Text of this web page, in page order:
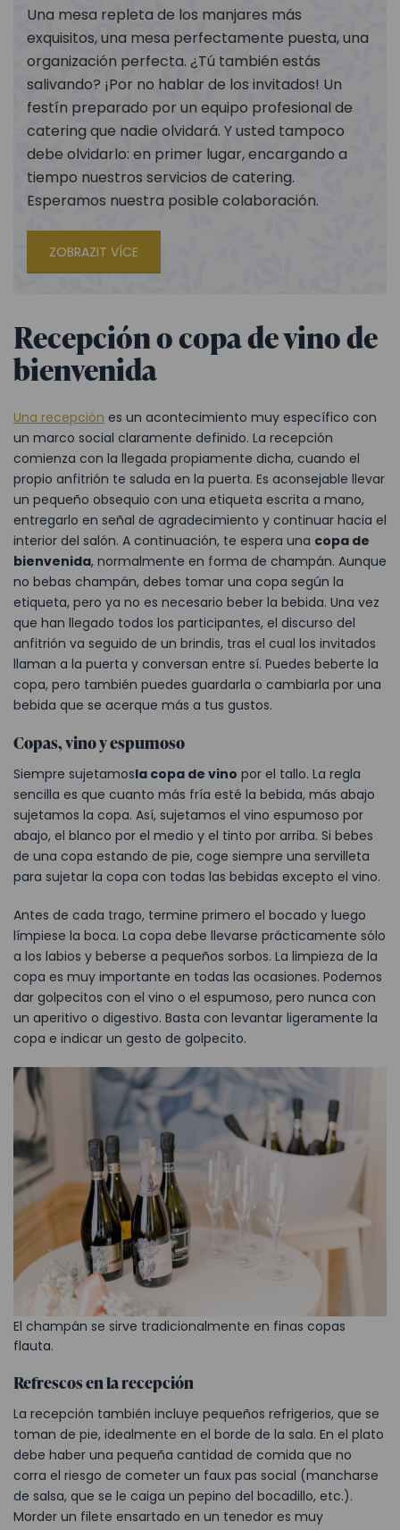
Una mesa repleta de los manjares más
exquisitos, una mesa perfectamente puesta, una
organización perfecta. ¿Tú también estás
salivando? ¡Por no hablar de los invitados! Un
festín preparado por un equipo profesional de
catering que nadie olvidará. Y usted tampoco
debe olvidarlo: en primer lugar, encargando a
tiempo nuestros servicios de catering.
Esperamos nuestra posible colaboración.
ZOBRAZIT VÍCE
Recepción o copa de vino de
bienvenida
Una recepción es un acontecimiento muy específico con
un marco social claramente definido. La recepción
comienza con la llegada propiamente dicha, cuando el
propio anfitrión te saluda en la puerta. Es aconsejable llevar
un pequeño obsequio con una etiqueta escrita a mano,
entregarlo en señal de agradecimiento y continuar hacia el
interior del salón. A continuación, te espera una copa de
bienvenida, normalmente en forma de champán. Aunque
no bebas champán, debes tomar una copa según la
etiqueta, pero ya no es necesario beber la bebida. Una vez
que han llegado todos los participantes, el discurso del
anfitrión va seguido de un brindis, tras el cual los invitados
llaman a la puerta y conversan entre sí. Puedes beberte la
copa, pero también puedes guardarla o cambiarla por una
bebida que se acerque más a tus gustos.
Copas, vino y espumoso
Siempre sujetamosla copa de vino por el tallo. La regla
sencilla es que cuanto más fría esté la bebida, más abajo
sujetamos la copa. Así, sujetamos el vino espumoso por
abajo, el blanco por el medio y el tinto por arriba. Si bebes
de una copa estando de pie, coge siempre una servilleta
para sujetar la copa con todas las bebidas excepto el vino.
Antes de cada trago, termine primero el bocado y luego
límpiese la boca. La copa debe llevarse prácticamente sólo
a los labios y beberse a pequeños sorbos. La limpieza de la
copa es muy importante en todas las ocasiones. Podemos
dar golpecitos con el vino o el espumoso, pero nunca con
un aperitivo o digestivo. Basta con levantar ligeramente la
copa e indicar un gesto de golpecito.
El champán se sirve tradicionalmente en finas copas
flauta.
Refrescos en la recepción
La recepción también incluye pequeños refrigerios, que se
toman de pie, idealmente en el borde de la sala. En el plato
debe haber una pequeña cantidad de comida que no
corra el riesgo de cometer un faux pas social (mancharse
de salsa, que se le caiga un pepino del bocadillo, etc.).
Morder un filete ensartado en un tenedor es muy